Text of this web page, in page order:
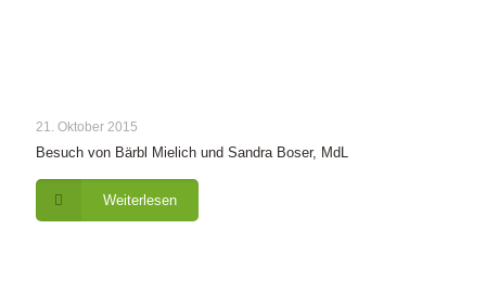
21. Oktober 2015
Besuch von Bärbl Mielich und Sandra Boser, MdL
Weiterlesen